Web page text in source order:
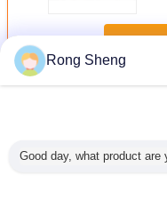
LebihBata Api
Rong Sheng
Good day, what product are